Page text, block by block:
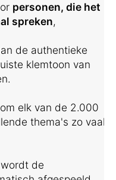
personen, die het
spreken,
de authentieke
klemtoon van
elk van de 2.000
thema's zo vaak
de